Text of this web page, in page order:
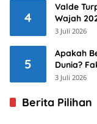
4
Valde
Wajah
3 Juli 2026
5
Apakah
Dunia?
3 Juli 2026
Berita Pilihan